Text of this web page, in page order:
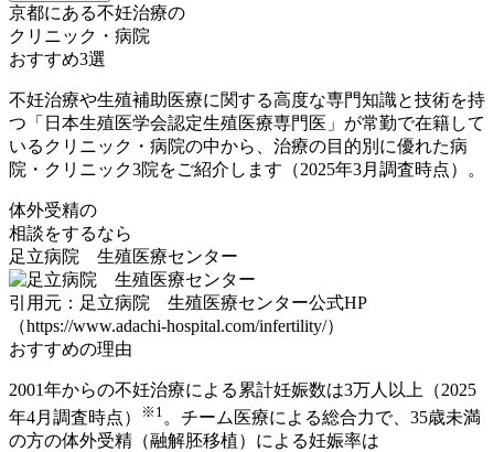
京都にある不妊治療の
クリニック・病院
おすすめ3選
不妊治療や生殖補助医療に関する高度な専門知識と技術を持
つ「日本生殖医学会認定生殖医療専門医」が常勤で在籍して
いるクリニック・病院の中から、治療の目的別に優れた病
院・クリニック3院をご紹介します（2025年3月調査時点）。
体外受精の
相談をするなら
足立病院 生殖医療センター
引用元：足立病院 生殖医療センター公式HP
（https://www.adachi-hospital.com/infertility/）
おすすめの理由
2001年からの不妊治療による累計妊娠数は3万人以上（2025
年4月調査時点）
※1 。チーム医療による総合力で、 35歳未満
の方の体外受精（融解胚移植）による妊娠率は